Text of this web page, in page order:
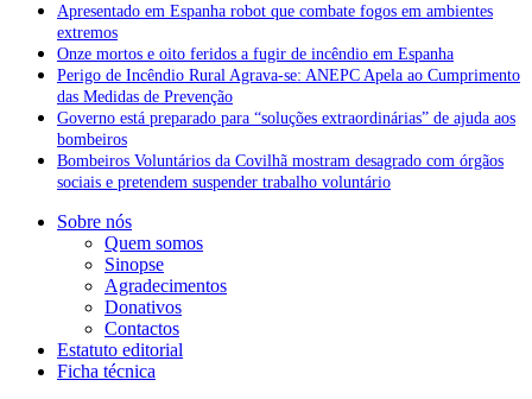
Apresentado em Espanha robot que combate fogos em ambientes
extremos
Onze mortos e oito feridos a fugir de incêndio em Espanha
Perigo de Incêndio Rural Agrava-se: ANEPC Apela ao Cumprimento
das Medidas de Prevenção
Governo está preparado para “soluções extraordinárias” de ajuda aos
bombeiros
Bombeiros Voluntários da Covilhã mostram desagrado com órgãos
sociais e pretendem suspender trabalho voluntário
Sobre nós
Quem somos
Sinopse
Agradecimentos
Donativos
Contactos
Estatuto editorial
Ficha técnica